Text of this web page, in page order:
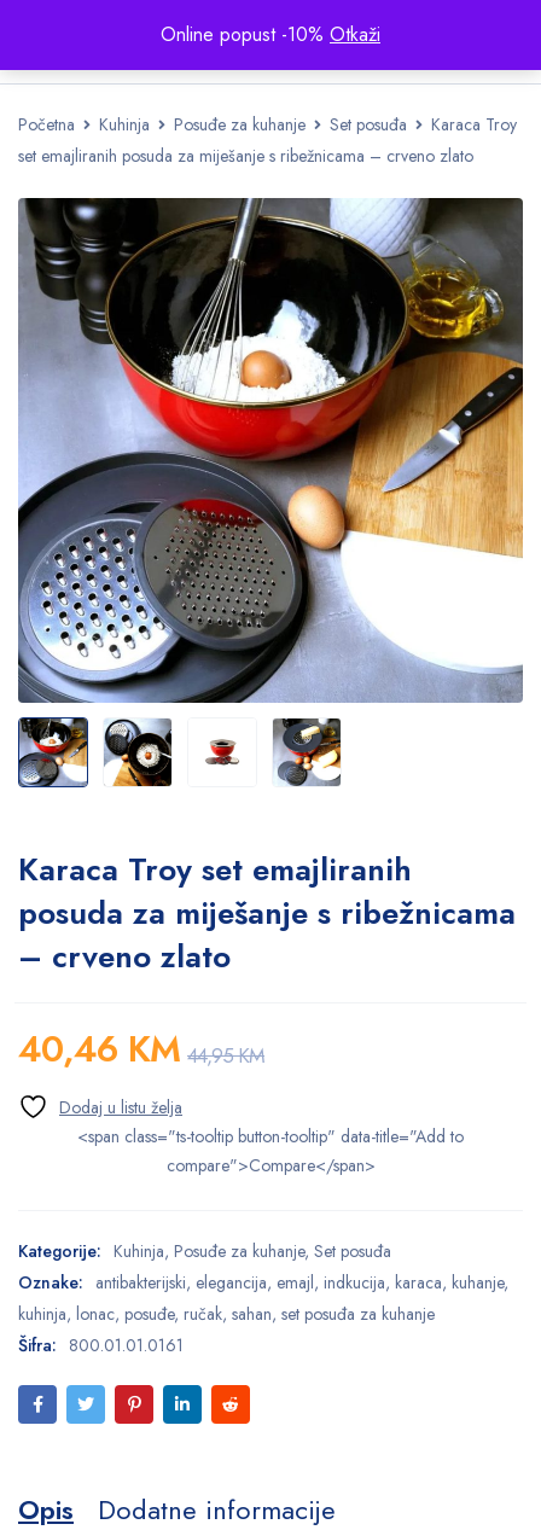
Online popust -10% Otkaži
Početna Kuhinja Posuđe za kuhanje Set posuđa
Karaca Troy
set emajliranih posuda za miješanje s ribežnicama – crveno zlato
Karaca Troy set emajliranih
posuda za miješanje s ribežnicama
– crveno zlato
44,95KM
40,46 KM
<span class="ts-tooltip button-tooltip" data-title="Add to
compare">Compare</span>
Kategorije: Kuhinja, Posuđe za kuhanje, Set posuđa
Oznake: antibakterijski, elegancija, emajl, indkucija, karaca, kuhanje,
kuhinja, lonac, posuđe, ručak, sahan, set posuđa za kuhanje
Šifra: 800.01.01.0161
Opis
Dodatne informacije